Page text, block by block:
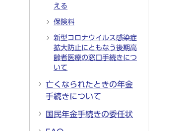
える
保険料
新型コロナウイルス感染症
拡大防止にともなう後期高
齢者医療の窓口手続きにつ
いて
亡くなられたときの年金
手続きについて
国民年金手続きの委任状